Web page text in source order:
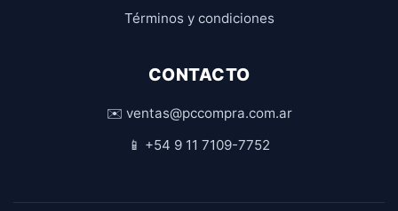
Términos y condiciones
CONTACTO
✉️ ventas@pccompra.com.ar
📱 +54 9 11 7109-7752